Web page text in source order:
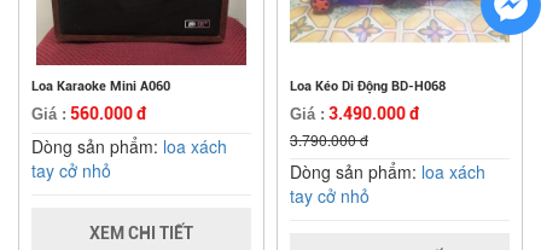
Loa Karaoke Mini A060
Giá : 560.000 đ
Dòng sản phẩm: loa xách
tay cở nhỏ
XEM CHI TIẾT
Loa Kéo Di Động BD-H068
Giá : 3.490.000 đ
3.790.000 đ
Dòng sản phẩm: loa xách
tay cở nhỏ